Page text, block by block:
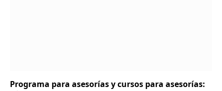
Programa para asesorías y cursos para asesorías: